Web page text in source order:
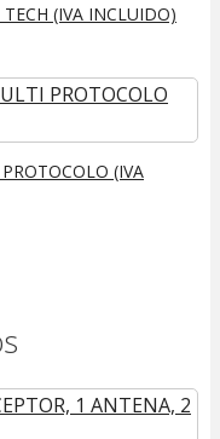
(IVA INCLUIDO)
(IVA